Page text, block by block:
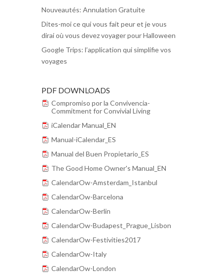
Nouveautés: Annulation Gratuite
Dites-moi ce qui vous fait peur et je vous
dirai où vous devez voyager pour Halloween
Google Trips: l’application qui simplifie vos
voyages
PDF DOWNLOADS
Compromiso por la Convivencia-
Commitment for Convivial Living
iCalendar Manual_EN
Manual-iCalendar_ES
Manual del Buen Propietario_ES
The Good Home Owner's Manual_EN
CalendarOw-Amsterdam_Istanbul
CalendarOw-Barcelona
CalendarOw-Berlin
CalendarOw-Budapest_Prague_Lisbon
CalendarOw-Festivities2017
CalendarOw-Italy
CalendarOw-London